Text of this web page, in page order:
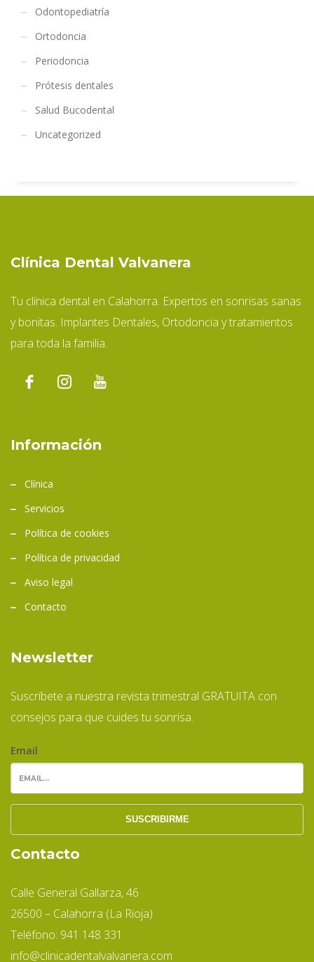
Odontopediatría
Ortodoncia
Periodoncia
Prótesis dentales
Salud Bucodental
Uncategorized
Clínica Dental Valvanera
Tu clínica dental en Calahorra. Expertos en sonrisas sanas
y bonitas. Implantes Dentales, Ortodoncia y tratamientos
para toda la familia.
Información
Clínica
Servicios
Política de cookies
Política de privacidad
Aviso legal
Contacto
Newsletter
Suscríbete a nuestra revista trimestral GRATUITA con
consejos para que cuides tu sonrisa.
Email
Contacto
Calle General Gallarza, 46
26500 – Calahorra (La Rioja)
Teléfono: 941 148 331
info@clinicadentalvalvanera.com